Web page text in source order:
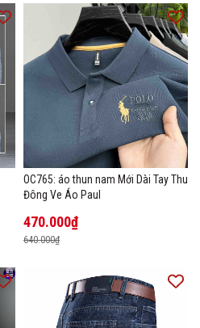
OC765: áo thun nam Mới Dài Tay Thu
Đông Ve Áo Paul
470.000₫
640.000₫